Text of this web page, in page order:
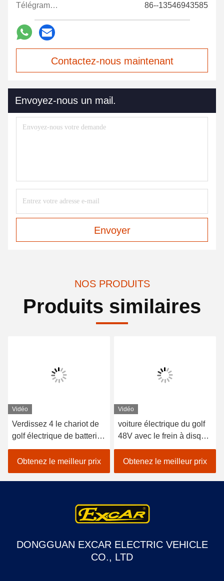
Télégramme: 86--13546943585
Contactez-nous maintenant
Envoyez-nous un mail.
Envoyer
NOS PRODUITS
Produits similaires
Vidéo
voiture électrique du golf
48V avec le frein à disque
spécial de personne en
aluminium du châssis 2
Obtenez le meilleur prix
Vidéo
Le CE a approuvé le
boguet bon marché
électrique de chariot de
golf de voiture de club de
chariot de golf de batterie
Trojan
Obtenez le meilleur prix
DONGGUAN EXCAR ELECTRIC VEHICLE
CO., LTD